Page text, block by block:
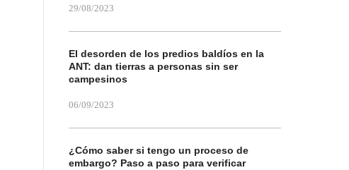
29/08/2023
El desorden de los predios baldíos en la
ANT: dan tierras a personas sin ser
campesinos
06/09/2023
¿Cómo saber si tengo un proceso de
embargo? Paso a paso para verificar